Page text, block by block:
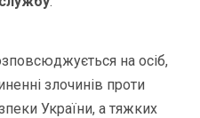
на осіб,
злочинів проти
України, а тяжких